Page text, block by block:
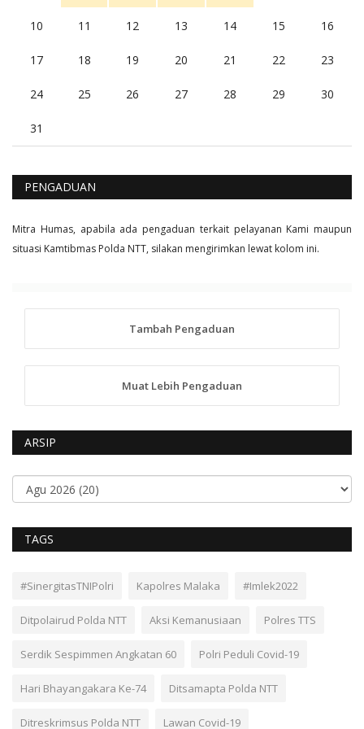
10 11 12 13 14 15 16
17 18 19 20 21 22 23
24 25 26 27 28 29 30
31
PENGADUAN
Mitra Humas, apabila ada pengaduan terkait pelayanan Kami maupun
situasi Kamtibmas Polda NTT, silakan mengirimkan lewat kolom ini.
Tambah Pengaduan
Muat Lebih Pengaduan
ARSIP
TAGS
#SinergitasTNIPolri Kapolres Malaka #Imlek2022
Ditpolairud Polda NTT Aksi Kemanusiaan Polres TTS
Serdik Sespimmen Angkatan 60 Polri Peduli Covid-19
Hari Bhayangakara Ke-74 Ditsamapta Polda NTT
Ditreskrimsus Polda NTT Lawan Covid-19